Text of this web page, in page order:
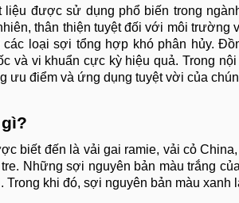
liệu được sử dụng phổ biến trong
thân thiện tuyệt đối với môi
các loại sợi tổng hợp khó phân hủy.
và vi khuẩn cực kỳ hiệu quả. Trong
ưu điểm và ứng dụng tuyệt vời của
biết đến là vải gai ramie, vải cỏ
Những sợi nguyên bản màu trắng
Trong khi đó, sợi nguyên bản màu